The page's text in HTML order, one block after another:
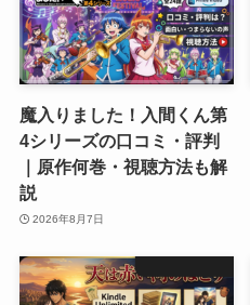
魔入りました！入間くん第
4シリーズの口コミ・評判
｜原作何巻・視聴方法も解
説
2026年8月7日